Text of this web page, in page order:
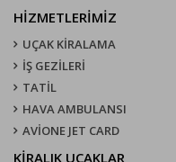
HİZMETLERİMİZ
UÇAK KIRALAMA
İŞ GEZİLERİ
TATİL
HAVA AMBULANSI
AVİONE JET CARD
KIRALIK UÇAKLAR